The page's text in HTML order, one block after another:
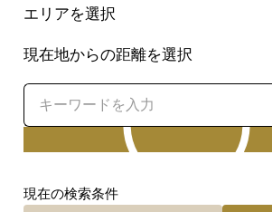
エリアを選択
現在地からの距離を選択
現在の検索条件